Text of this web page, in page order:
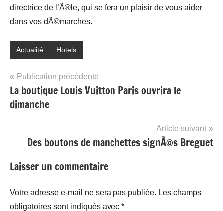
directrice de l’Ã®le, qui se fera un plaisir de vous aider
dans vos dÃ©marches.
Actualité Hotels
Navigation
de
l’article
Publication précédente
La boutique Louis Vuitton Paris ouvrira le
dimanche
Article suivant
Des boutons de manchettes signÃ©s Breguet
Laisser un commentaire
Votre adresse e-mail ne sera pas publiée. Les champs
obligatoires sont indiqués avec *